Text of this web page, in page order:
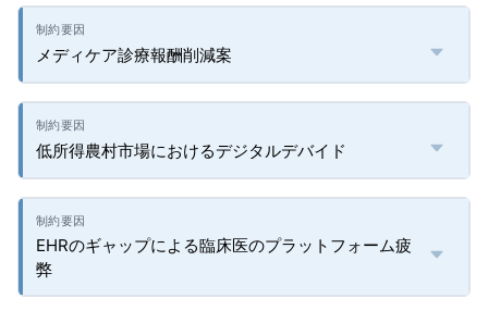
メディケア診療報酬削減案
低所得農村市場におけるデジタルデバイド
EHRのギャップによる臨床医のプラットフォーム疲
弊